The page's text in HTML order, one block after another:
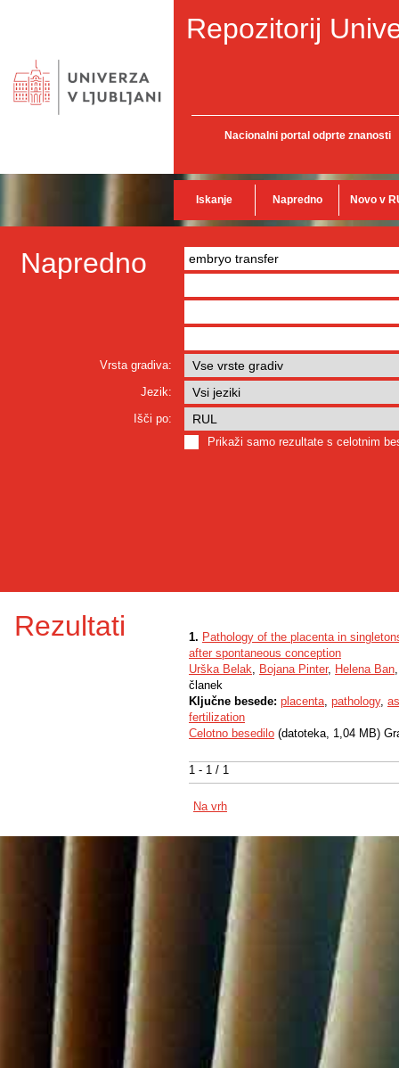
Repozitorij
Nacionalni portal odprte znanosti
Iskanje Napredno Novo v
Napredno
Vrsta gradiva:
Jezik:
Išči po:
Prikaži samo rezultate s celotnim
Rezultati
1 - 1 / 1
1. Pathology of the placenta in
after spontaneous conception
Urška Belak, Bojana Pinter, Helena Ban
članek
Ključne besede: placenta, pathology,
fertilization
Celotno besedilo (datoteka, 1,04 MB)
Na vrh